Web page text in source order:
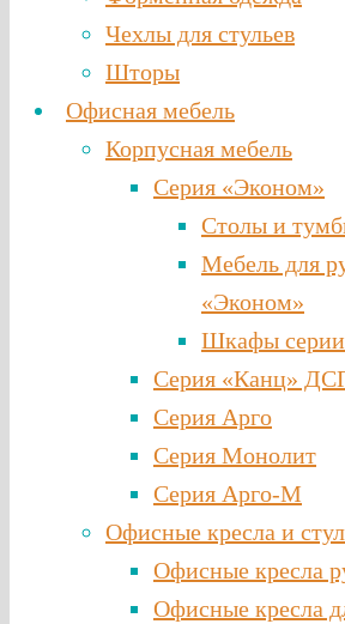
Чехлы для стульев
Шторы
Офисная мебель
Корпусная мебель
Серия «Эконом»
Столы и
Мебель для
«Эконом»
Шкафы
Серия «Канц»
Серия Арго
Серия Монолит
Серия Арго-М
Офисные кресла и
Офисные кресла
Офисные кресла